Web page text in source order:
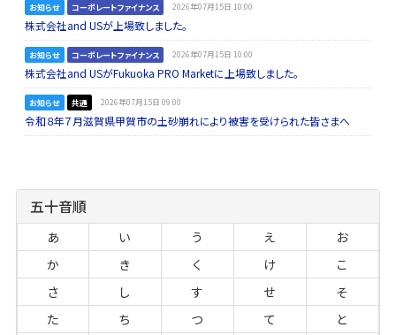
お知らせ コーポレートファイナンス 2026年07月15日 10:00
株式会社and USが上場致しました。
お知らせ コーポレートファイナンス 2026年07月15日 10:00
株式会社and USがFukuoka PRO Marketに上場致しました。
お知らせ 共通 2026年07月15日 09:00
令和８年７月滋賀県甲賀市の土砂崩れにより被害を受けられた皆さまへ
五十音順
あ い う え
お
か
き く け
こ
さ
し す せ
そ
た
ち つ て
と